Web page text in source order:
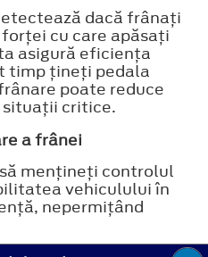
dacă frânaţi
cu care apăsaţi
asigură eficienţa
timp ţineţi pedala
poate reduce
situaţii critice.
a frânei
menţineţi controlul
vehiculului în
nepermiţând